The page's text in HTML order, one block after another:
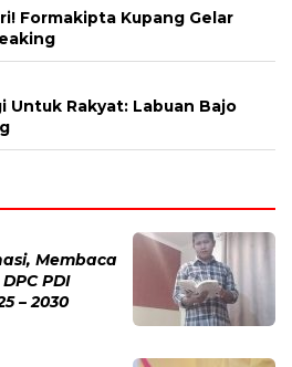
Formakipta Kupang Gelar
Untuk Rakyat: Labuan Bajo
Membaca
PDI
– 2030